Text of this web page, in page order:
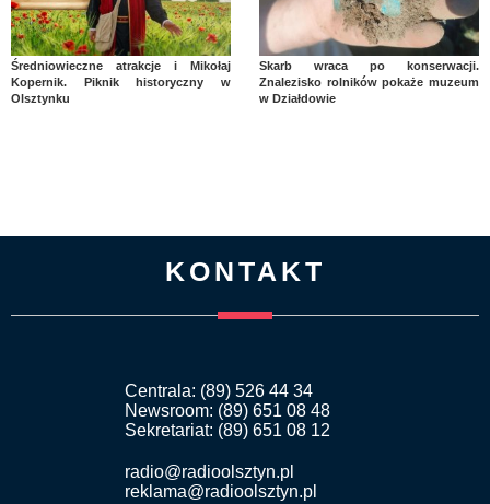
Średniowieczne atrakcje i Mikołaj
Kopernik. Piknik historyczny w
Olsztynku
Skarb wraca po konserwacji.
Znalezisko rolników pokaże muzeum
w Działdowie
KONTAKT
Centrala: (89) 526 44 34
Newsroom: (89) 651 08 48
Sekretariat: (89) 651 08 12
radio@radioolsztyn.pl
reklama@radioolsztyn.pl